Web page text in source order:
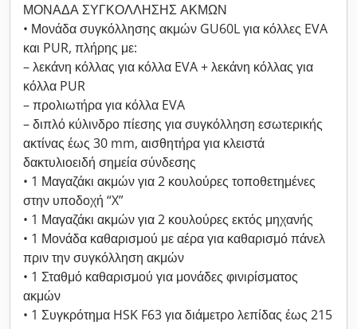
ΜΟΝΑΔΑ ΣΥΓΚΟΛΛΗΣΗΣ ΑΚΜΩΝ
• Μονάδα συγκόλλησης ακμών GU60L για κόλλες EVA
και PUR, πλήρης με:
– λεκάνη κόλλας για κόλλα EVA + λεκάνη κόλλας για
κόλλα PUR
– προλιωτήρα για κόλλα EVA
– διπλό κύλινδρο πίεσης για συγκόλληση εσωτερικής
ακτίνας έως 30 mm, αισθητήρα για κλειστά
δακτυλιοειδή σημεία σύνδεσης
• 1 Μαγαζάκι ακμών για 2 κουλούρες τοποθετημένες
στην υποδοχή “X”
• 1 Μαγαζάκι ακμών για 2 κουλούρες εκτός μηχανής
• 1 Μονάδα καθαρισμού με αέρα για καθαρισμό πάνελ
πριν την συγκόλληση ακμών
• 1 Σταθμό καθαρισμού για μονάδες φινιρίσματος
ακμών
• 1 Συγκρότημα HSK F63 για διάμετρο λεπίδας έως 215